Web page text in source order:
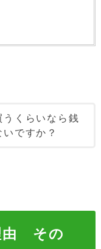
くらいなら銭
ですか？
由 その